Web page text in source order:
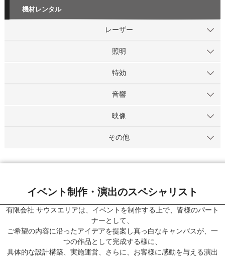
機材レンタル
レーザー
照明
特効
音響
映像
その他
イベント制作・演出のスペシャリスト
有限会社 サウスエリアは、イベントを制作する上で、皆様のパート
ナーとして、
ご希望の内容に沿ったアイデアを提案し真っ白なキャンバスが、一
つの作品として完成する様に、
具体的な設計構築、実施運営、さらに、お客様に感動を与える演出